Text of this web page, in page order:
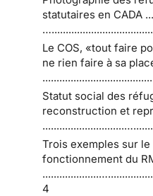
statutaires en CADA
Le COS, «tout faire
ne rien faire à sa
Statut social des
reconstruction et
Trois exemples sur le
fonctionnement du
4